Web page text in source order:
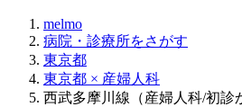
melmo
病院・診療所をさがす
東京都
東京都 × 産婦人科
西武多摩川線（産婦人科/初診